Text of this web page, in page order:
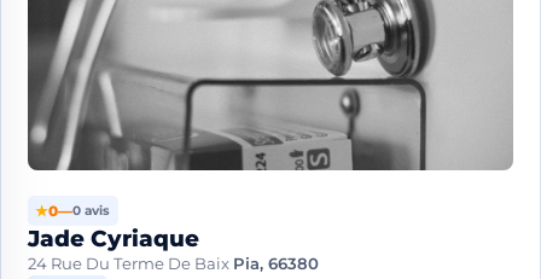
★0—0 avis
Jade Cyriaque
24 Rue Du Terme De Baix Pia, 66380